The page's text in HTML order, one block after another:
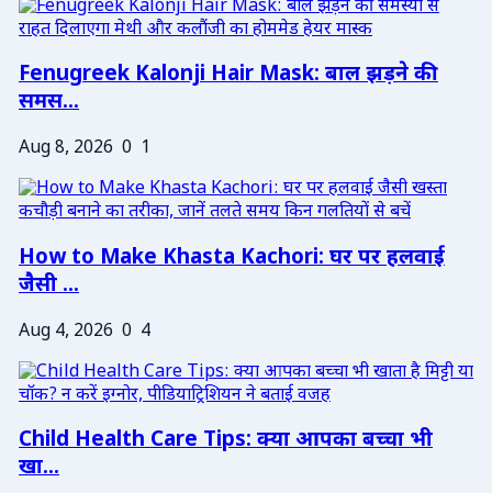
Fenugreek Kalonji Hair Mask: बाल झड़ने की
समस...
Aug 8, 2026 0 1
How to Make Khasta Kachori: घर पर हलवाई
जैसी ...
Aug 4, 2026 0 4
Child Health Care Tips: क्या आपका बच्चा भी
खा...